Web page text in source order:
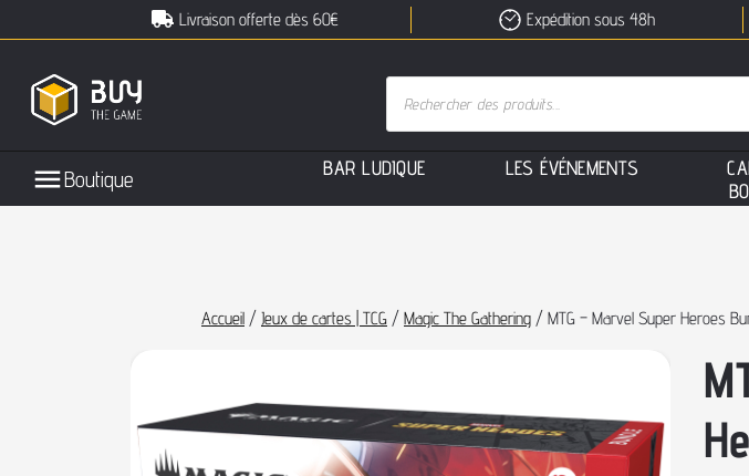
Livraison offerte dès 60€ Expédition sous 48h
Boutique BAR LUDIQUE LES ÉVÉNEMENTS CA
B
Accueil / Jeux de cartes | TCG / Magic The Gathering / MTG – Marvel Super Heroes